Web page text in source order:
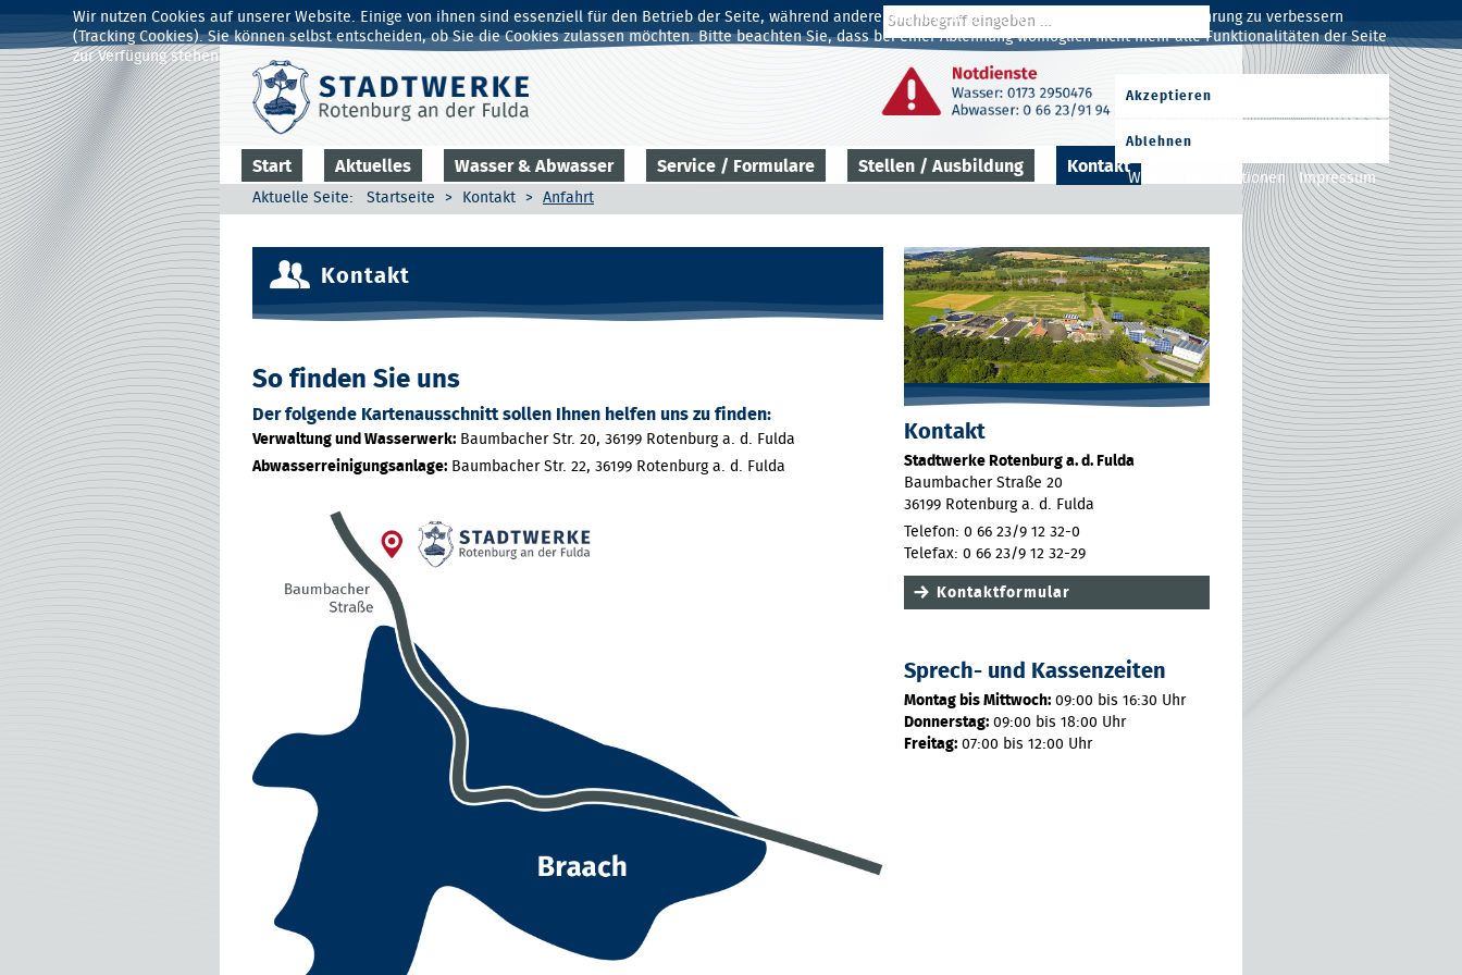
Suchen
...
Start Aktuelles Wasser & Abwasser Service / Formulare Stellen / Ausbildung Kontakt
Aktuelle Seite: Startseite > Kontakt > Anfahrt
Kontakt
So finden Sie uns
Der folgende Kartenausschnitt sollen Ihnen helfen uns zu finden:
Verwaltung und Wasserwerk: Baumbacher Str. 20, 36199 Rotenburg a. d. Fulda
Abwasserreinigungsanlage: Baumbacher Str. 22, 36199 Rotenburg a. d. Fulda
Kontakt
Stadtwerke Rotenburg a. d. Fulda
Baumbacher Straße 20
36199 Rotenburg a. d. Fulda
Telefon: 0 66 23/9 12 32-0
Telefax: 0 66 23/9 12 32-29
Kontaktformular
Sprech- und Kassenzeiten
Montag bis Mittwoch: 09:00 bis 16:30 Uhr
Donnerstag: 09:00 bis 18:00 Uhr
Freitag: 07:00 bis 12:00 Uhr
Wir nutzen Cookies auf unserer Website. Einige von ihnen sind essenziell für den Betrieb der Seite, während andere uns helfen, diese Website und die Nutzererfahrung zu verbessern
(Tracking Cookies). Sie können selbst entscheiden, ob Sie die Cookies zulassen möchten. Bitte beachten Sie, dass bei einer Ablehnung womöglich nicht mehr alle Funktionalitäten der Seite
zur Verfügung stehen.
Akzeptieren
Ablehnen
Weitere Informationen Impressum